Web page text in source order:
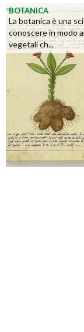
BOTANICA
La botanica è una
conoscere in modo
vegetali ch...